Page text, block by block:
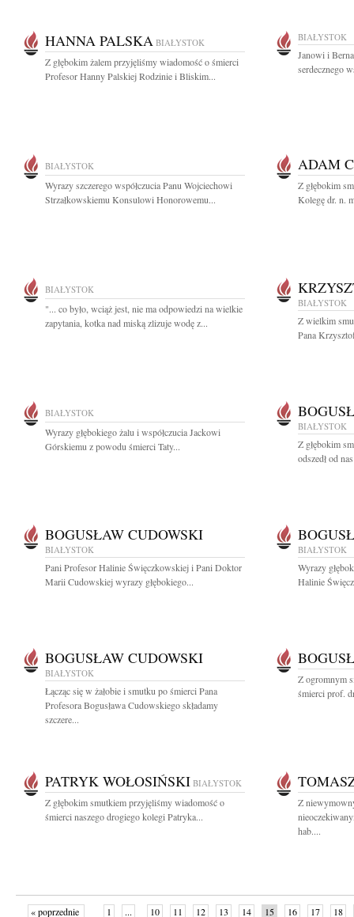
HANNA PALSKA BIAŁYSTOK
Z głębokim żalem przyjęliśmy wiadomość o śmierci
Profesor Hanny Palskiej Rodzinie i Bliskim...
BIAŁYSTOK
Janowi i
serdecznego
BIAŁYSTOK
Wyrazy szczerego współczucia Panu Wojciechowi
Strzałkowskiemu Konsulowi Honorowemu...
ADAM
Z głębokim
Kolegę dr. n.
BIAŁYSTOK
"... co było, wciąż jest, nie ma odpowiedzi na wielkie
zapytania, kotka nad miską zlizuje wodę z...
BIAŁYSTOK
Z wielkim
Pana
BIAŁYSTOK
Wyrazy głębokiego żalu i współczucia Jackowi
Górskiemu z powodu śmierci Taty...
BIAŁYSTOK
Z głębokim
odszedł od
BOGUSŁAW CUDOWSKI
BIAŁYSTOK
Pani Profesor Halinie Święczkowskiej i Pani Doktor
Marii Cudowskiej wyrazy głębokiego...
BIAŁYSTOK
Wyrazy
Halinie
BOGUSŁAW CUDOWSKI
BIAŁYSTOK
Łącząc się w żałobie i smutku po śmierci Pana
Profesora Bogusława Cudowskiego składamy
szczere...
Z ogromnym
śmierci prof.
PATRYK WOŁOSIŃSKI BIAŁYSTOK
Z głębokim smutkiem przyjęliśmy wiadomość o
śmierci naszego drogiego kolegi Patryka...
Z
hab....
« poprzednie 1 ... 10 11 12 13 14 15 16 17 18